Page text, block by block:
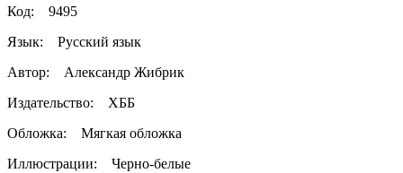
Код: 9495
Язык: Русский язык
Автор:
Александр Жибрик
Издательство:
ХББ
Обложка: Мягкая обложка
Иллюстрации: Черно-белые